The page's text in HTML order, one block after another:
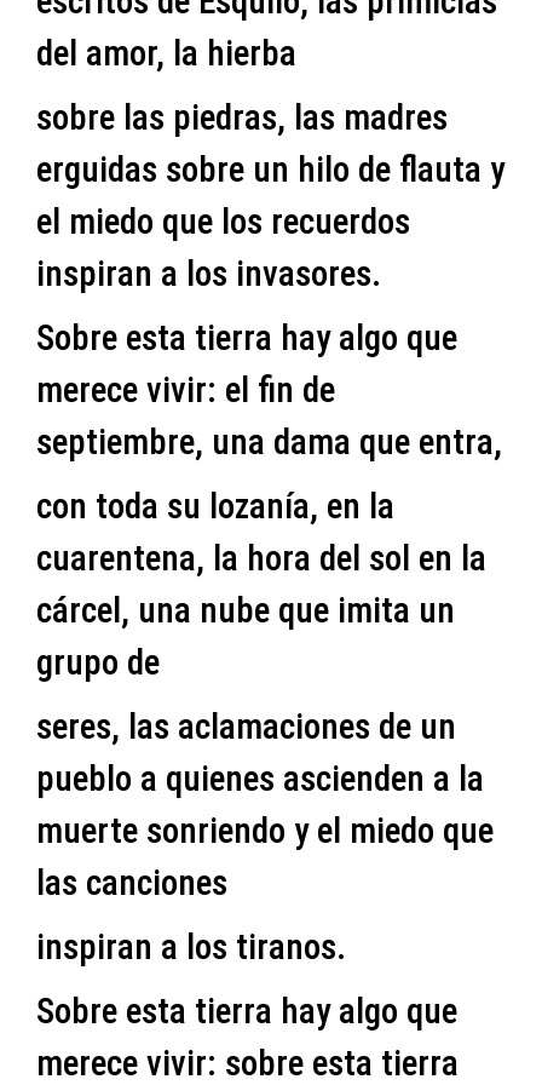
del amor, la hierba
sobre las piedras, las madres
erguidas sobre un hilo de flauta y
el miedo que los recuerdos
inspiran a los invasores.
Sobre esta tierra hay algo que
merece vivir: el fin de
septiembre, una dama que entra,
con toda su lozanía, en la
cuarentena, la hora del sol en la
cárcel, una nube que imita un
grupo de
seres, las aclamaciones de un
pueblo a quienes ascienden a la
muerte sonriendo y el miedo que
las canciones
inspiran a los tiranos.
Sobre esta tierra hay algo que
merece vivir: sobre esta tierra